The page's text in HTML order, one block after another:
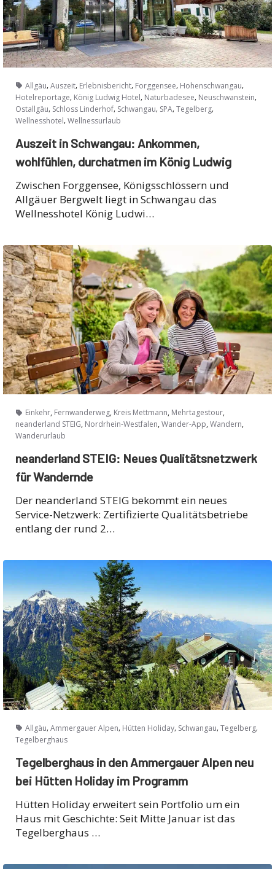
Allgäu, Auszeit, Erlebnisbericht, Forggensee, Hohenschwangau,
Hotelreportage, König Ludwig Hotel, Naturbadesee, Neuschwanstein,
Ostallgäu, Schloss Linderhof, Schwangau, SPA, Tegelberg,
Wellnesshotel, Wellnessurlaub
Auszeit in Schwangau: Ankommen,
wohlfühlen, durchatmen im König Ludwig
Zwischen Forggensee, Königsschlössern und
Allgäuer Bergwelt liegt in Schwangau das
Wellnesshotel König Ludwi…
Einkehr, Fernwanderweg, Kreis Mettmann, Mehrtagestour,
neanderland STEIG, Nordrhein-Westfalen, Wander-App, Wandern,
Wanderurlaub
neanderland STEIG: Neues Qualitätsnetzwerk
für Wandernde
Der neanderland STEIG bekommt ein neues
Service-Netzwerk: Zertifizierte Qualitätsbetriebe
entlang der rund 2…
Allgäu, Ammergauer Alpen, Hütten Holiday, Schwangau, Tegelberg,
Tegelberghaus
Tegelberghaus in den Ammergauer Alpen neu
bei Hütten Holiday im Programm
Hütten Holiday erweitert sein Portfolio um ein
Haus mit Geschichte: Seit Mitte Januar ist das
Tegelberghaus …